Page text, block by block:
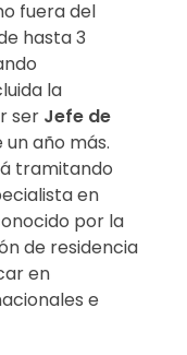
fuera del
hasta 3
la
ser Jefe de
año más.
tramitando
en
por la
de residencia
en
e